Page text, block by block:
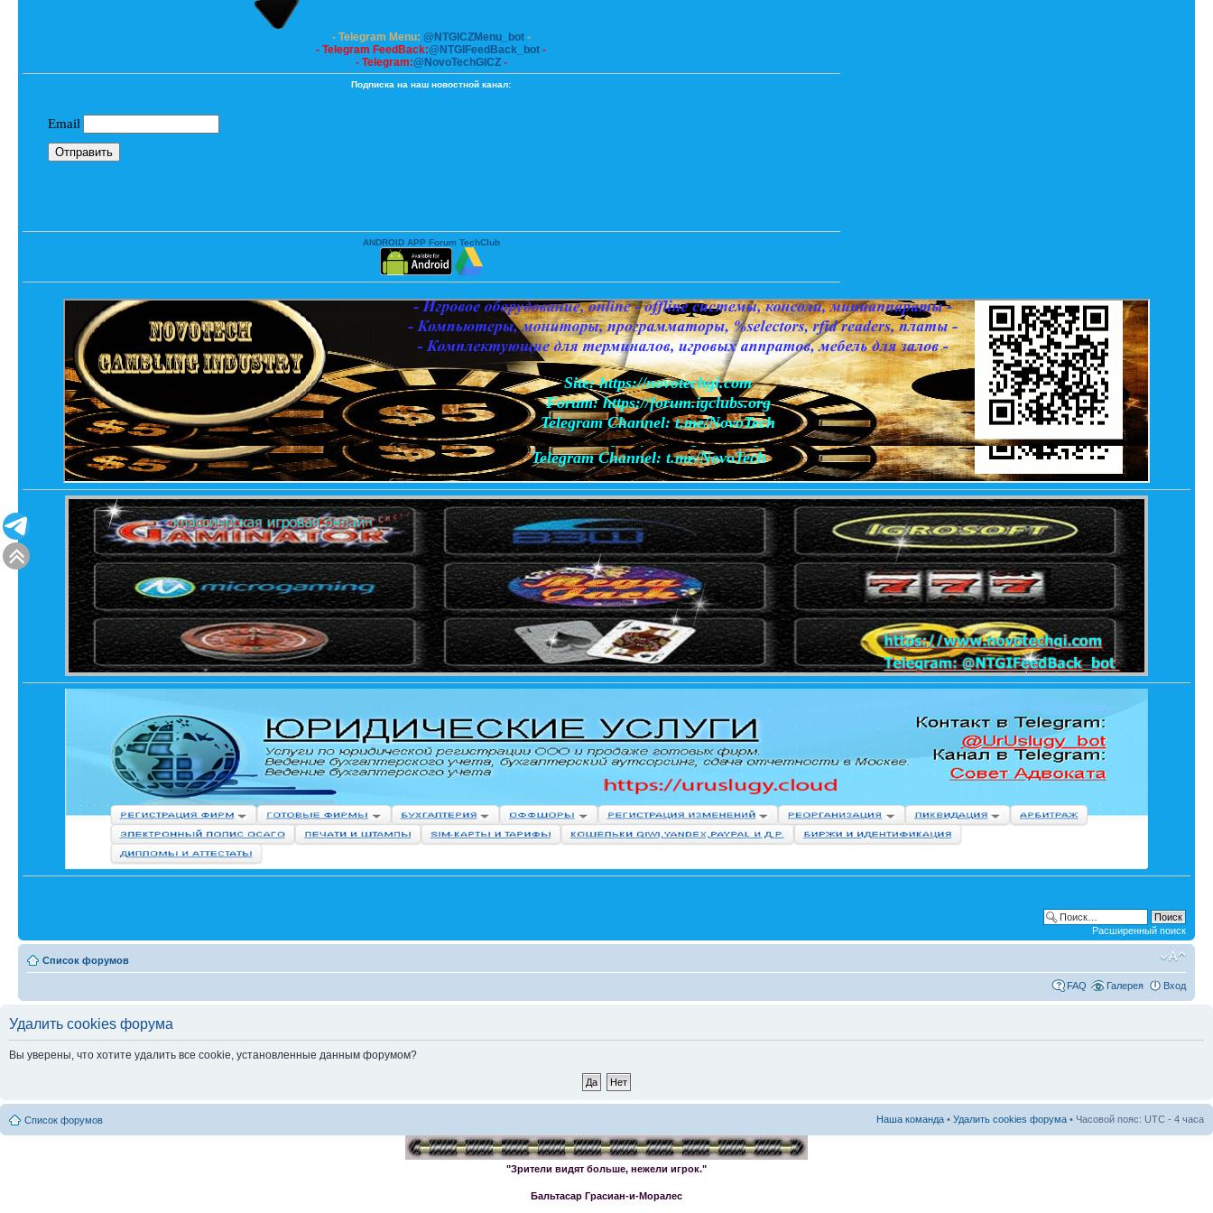
- Telegram Menu: @NTGICZMenu_bot-
- Telegram FeedBack:@NTGIFeedBack_bot -
- Telegram:@NovoTechGICZ-
Подписка на наш новостной канал:
ANDROID APP Forum TechClub
Расширенный поиск
Список форумов
FAQ Галерея Вход
Удалить cookies форума
Вы уверены, что хотите удалить все cookie, установленные данным форумом?
Список форумов Наша команда • Удалить cookies форума • Часовой пояс: UTC - 4 часа
"Зрители видят больше, нежели игрок."
Бальтасар Грасиан-и-Моралес